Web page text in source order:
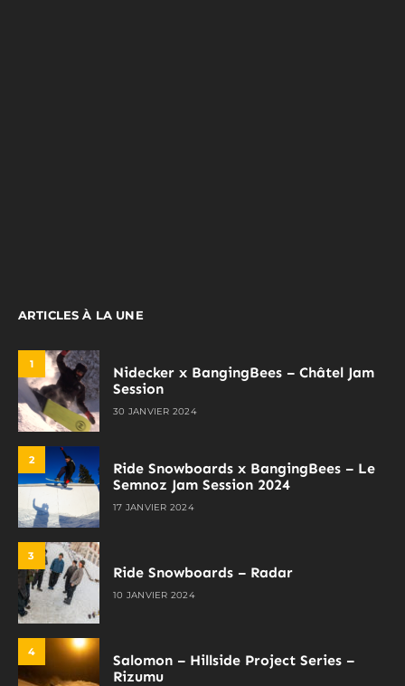
ARTICLES À LA UNE
1
Nidecker x BangingBees – Châtel Jam
Session
30 JANVIER 2024
2
Ride Snowboards x BangingBees – Le
Semnoz Jam Session 2024
17 JANVIER 2024
3
Ride Snowboards – Radar
10 JANVIER 2024
4
Salomon – Hillside Project Series –
Rizumu